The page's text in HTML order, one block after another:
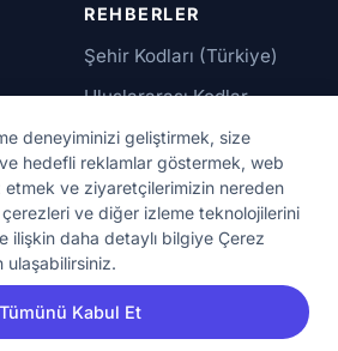
deneyiminizi geliştirmek, size
hedefli reklamlar göstermek, web
etmek ve ziyaretçilerimizin nereden
ve diğer izleme teknolojilerini
ilişkin daha detaylı bilgiye Çerez
ulaşabilirsiniz.
Tümünü Kabul Et
REHBERLER
Şehir Kodları (Türkiye)
Uluslararası Kodlar
Güvenilir Numaralar